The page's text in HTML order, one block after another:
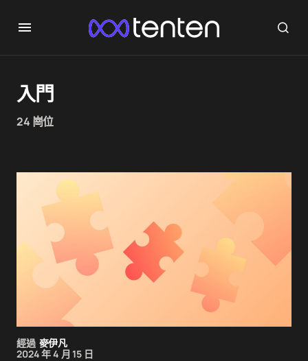
入門
24 崗位
經過 麥伊凡
2024 年 4 月 15 日